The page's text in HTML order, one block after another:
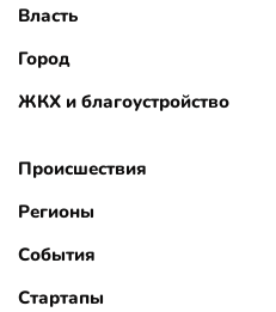
Власть
Город
ЖКХ и благоустройство
Происшествия
Регионы
События
Стартапы